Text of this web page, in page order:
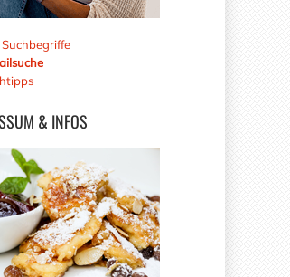
Suchbegriffe
& INFOS